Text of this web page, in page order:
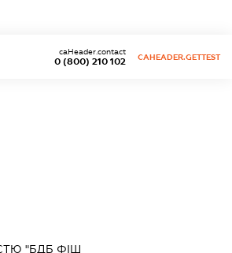
0 (800) 210 102
caHeader.contact
CAHEADER.GETTEST
"БДБ ФІШ